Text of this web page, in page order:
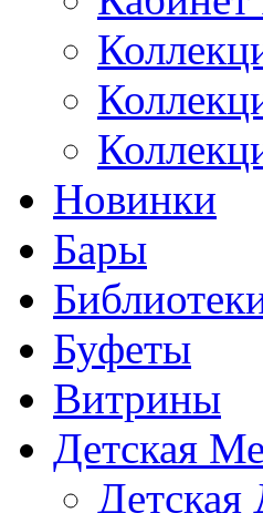
Новинки
Бары
Буфеты
Витрины
Детская